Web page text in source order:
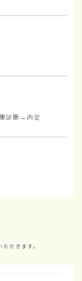
診断→内定
だきます。